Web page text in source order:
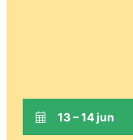
13 – 14 jun